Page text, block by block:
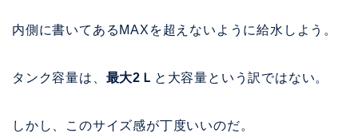
内側に書いてあるMAXを超えないように給水しよう。
タンク容量は、 最大2Ｌ と大容量という訳ではない。
しかし、このサイズ感が丁度いいのだ。